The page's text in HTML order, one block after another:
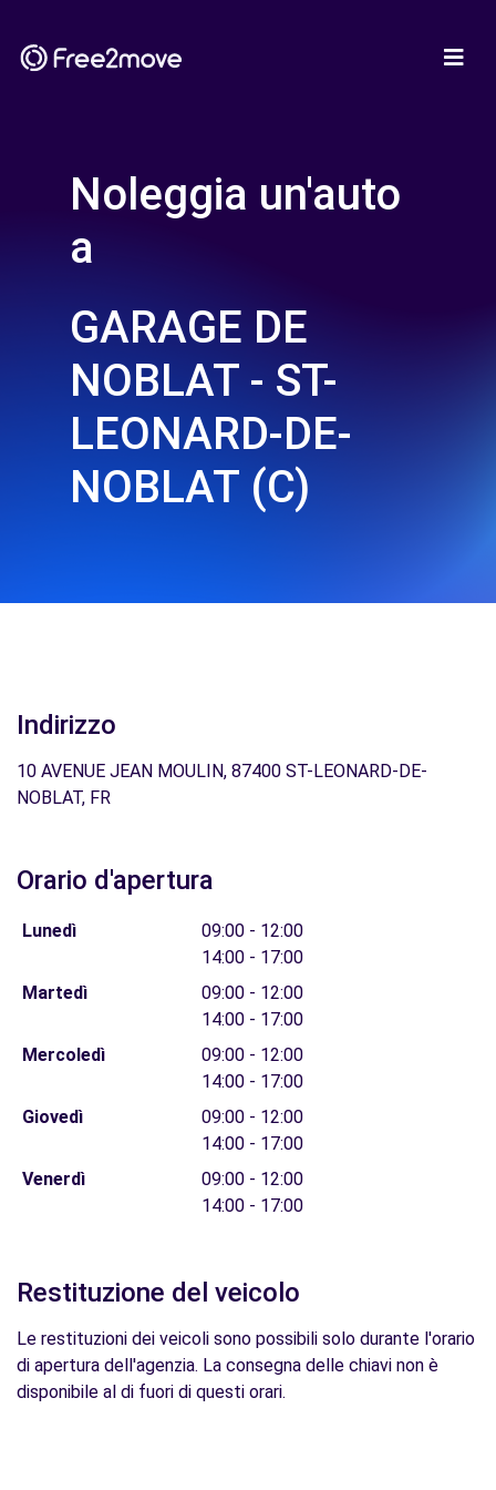
Noleggia un'auto
a
GARAGE DE
NOBLAT - ST-
LEONARD-DE-
NOBLAT (C)
Indirizzo
10 AVENUE JEAN MOULIN, 87400 ST-LEONARD-DE-
NOBLAT, FR
Orario d'apertura
Lunedì
09:00 - 12:00
14:00 - 17:00
Martedì
09:00 - 12:00
14:00 - 17:00
Mercoledì
09:00 - 12:00
14:00 - 17:00
Giovedì
09:00 - 12:00
14:00 - 17:00
Venerdì
09:00 - 12:00
14:00 - 17:00
Restituzione del veicolo
Le restituzioni dei veicoli sono possibili solo durante l'orario
di apertura dell'agenzia. La consegna delle chiavi non è
disponibile al di fuori di questi orari.